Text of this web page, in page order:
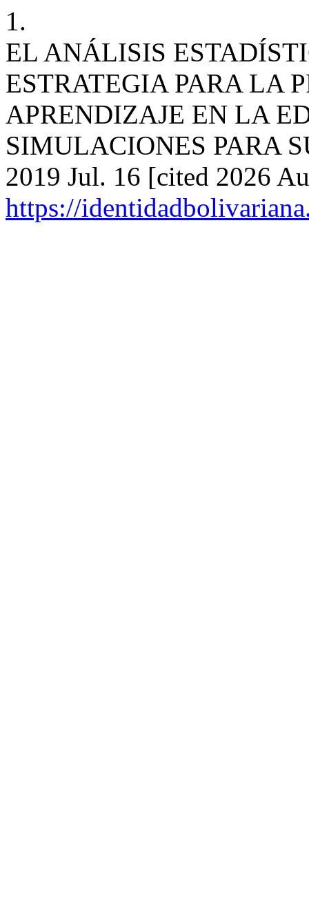
1.
EL ANÁLISIS
ESTRATEGIA PARA LA
APRENDIZAJE EN LA
SIMULACIONES PARA
2019 Jul. 16 [cited 2026
https://